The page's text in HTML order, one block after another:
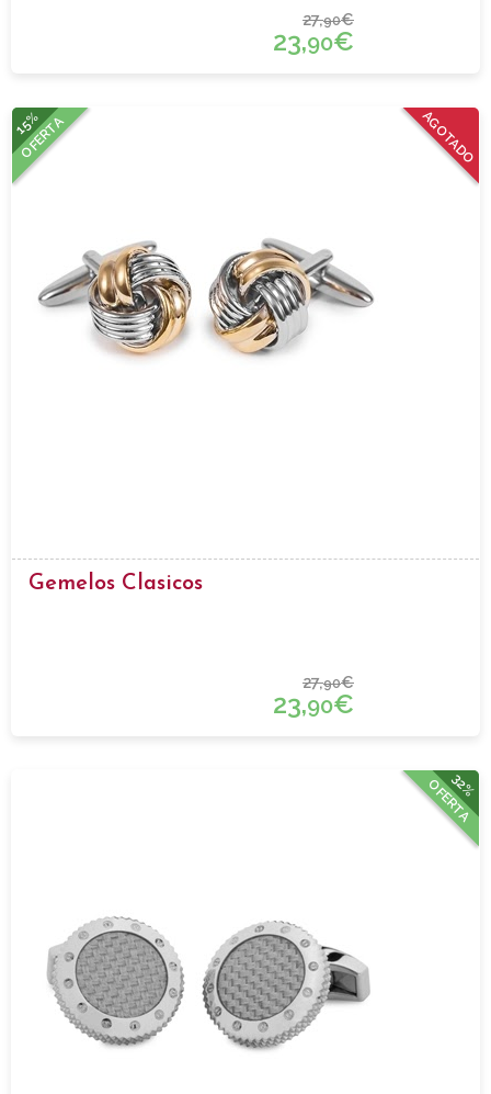
27,90€
23,90€
AGOTADO
15%
OFERTA
Gemelos Clasicos
27,90€
23,90€
32%
OFERTA